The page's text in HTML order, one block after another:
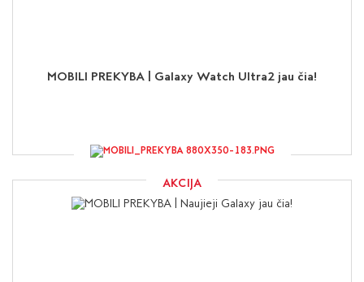
MOBILI PREKYBA | Galaxy Watch Ultra2 jau čia!
AKCIJA